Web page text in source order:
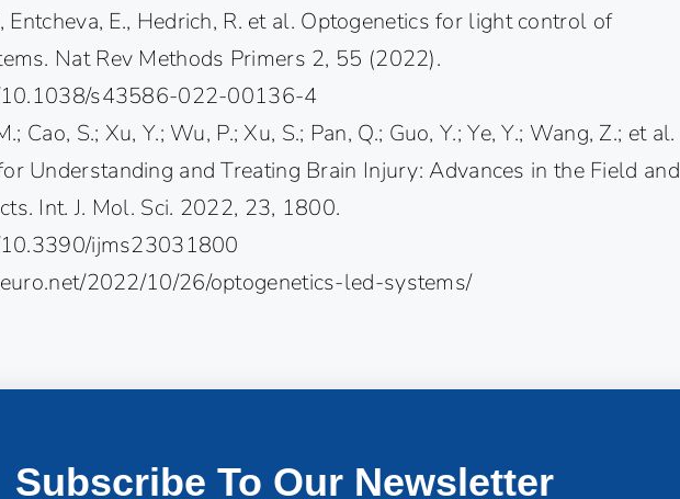
Entcheva, E., Hedrich, R. et al. Optogenetics for light control of
Nat Rev Methods Primers 2, 55 (2022).
10.1038/s43586-022-00136-4
Cao, S.; Xu, Y.; Wu, P.; Xu, S.; Pan, Q.; Guo, Y.; Ye, Y.; Wang, Z.; et al.
Understanding and Treating Brain Injury: Advances in the Field and
Int. J. Mol. Sci. 2022, 23, 1800.
ijms23031800
2022/10/26/optogenetics-led-systems/
Subscribe To Our Newsletter